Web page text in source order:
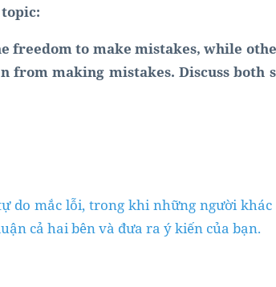
freedom to make mistakes, while
making mistakes. Discuss both
do mắc lỗi, trong khi những người
cả hai bên và đưa ra ý kiến ​​của bạn.